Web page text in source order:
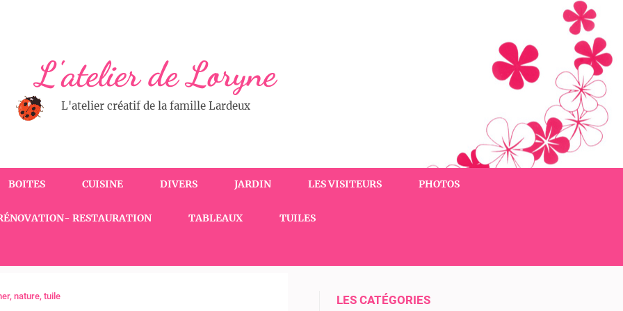
L'atelier de Loryne
L'atelier créatif de la famille Lardeux
BOITES CUISINE DIVERS JARDIN LES VISITEURS PHOTOS
RESTAURATION TABLEAUX TUILES
, nature, tuile LES CATÉGORIES